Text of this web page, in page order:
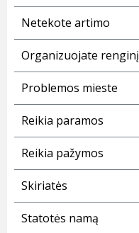
Netekote artimo
Organizuojate renginį
Problemos mieste
Reikia paramos
Reikia pažymos
Skiriatės
Statotės namą